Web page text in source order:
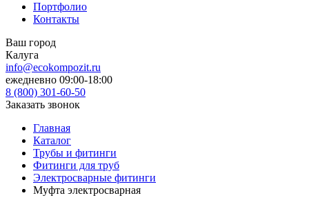
Портфолио
Контакты
Ваш город
Калуга
info@ecokompozit.ru
ежедневно 09:00-18:00
8 (800) 301-60-50
Заказать звонок
Главная
Каталог
Трубы и фитинги
Фитинги для труб
Электросварные фитинги
Муфта электросварная